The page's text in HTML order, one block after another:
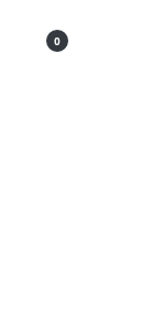
0